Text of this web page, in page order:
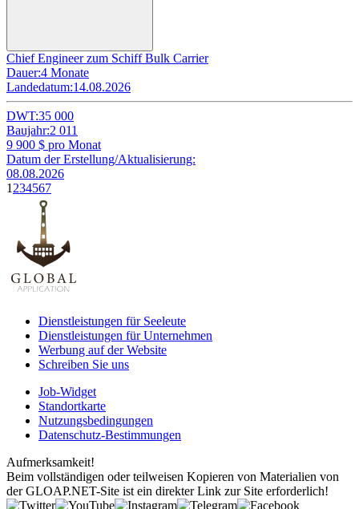
Chief Engineer zum Schiff Bulk Carrier
Dauer:4 Monate
Landedatum:14.08.2026
DWT:35 000
Baujahr:2 011
9 900 $ pro Monat
Datum der Erstellung/Aktualisierung:
08.08.2026
1 234567
Dienstleistungen für Seeleute
Dienstleistungen für Unternehmen
Werbung auf der Website
Schreiben Sie uns
Job-Widget
Standortkarte
Nutzungsbedingungen
Datenschutz-Bestimmungen
Aufmerksamkeit!
Beim vollständigen oder teilweisen Kopieren von Materialien von
der GLOAP.NET-Site ist ein direkter Link zur Site erforderlich!